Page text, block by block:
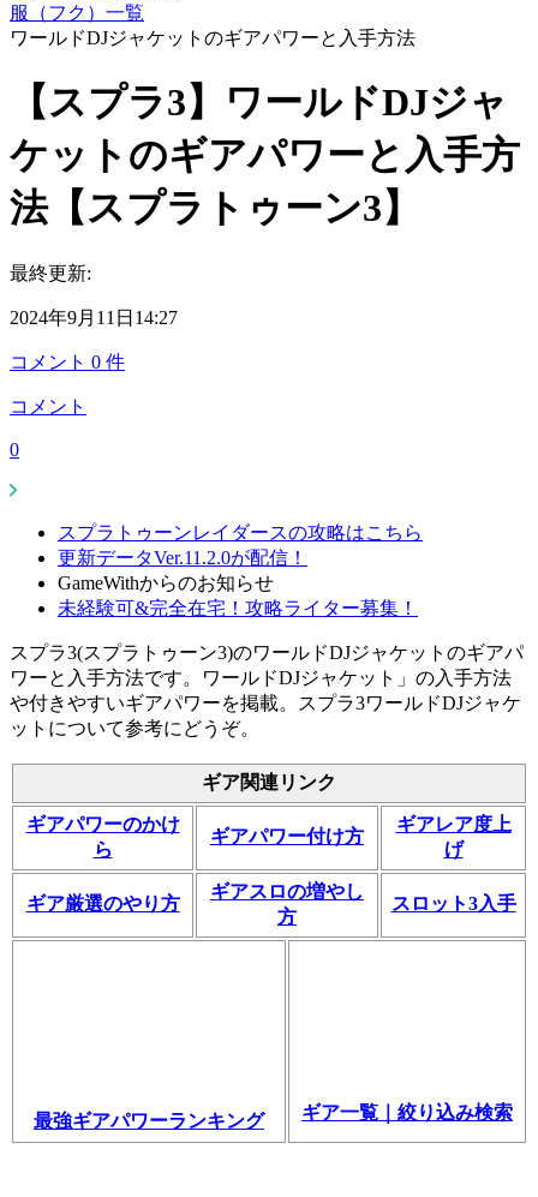
服（フク）一覧
ワールドDJジャケットのギアパワーと入手方法
【スプラ3】ワールドDJジャ
ケットのギアパワーと入手方
法【スプラトゥーン3】
最終更新:
2024年9月11日14:27
コメント 0 件
コメント
0
スプラトゥーンレイダースの攻略はこちら
更新データVer.11.2.0が配信！
GameWithからのお知らせ
未経験可&完全在宅！攻略ライター募集！
スプラ3(スプラトゥーン3)のワールドDJジャケットのギアパ
ワーと入手方法です。ワールドDJジャケット」の入手方法
や付きやすいギアパワーを掲載。スプラ3ワールドDJジャケ
ットについて参考にどうぞ。
ギア関連リンク
ギアパワーのかけ
ら
ギアパワー付け方
ギアレア度上
げ
ギア厳選のやり方
ギアスロの増やし
方
スロット3入手
最強ギアパワーランキング ギア一覧｜絞り込み検索